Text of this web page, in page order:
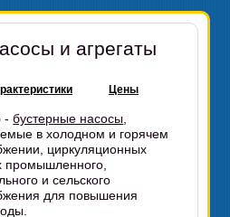
и агрегаты
Цены
-бустерные насосы
в холодном и горячем
циркуляционных
промышленного,
и сельского
для повышения